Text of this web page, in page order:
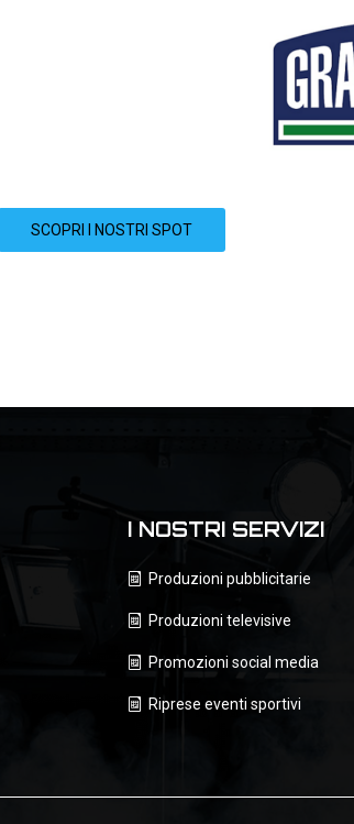
I NOSTRI SERVIZI
Produzioni pubblicitarie
Produzioni televisive
Promozioni social media
Riprese eventi sportivi